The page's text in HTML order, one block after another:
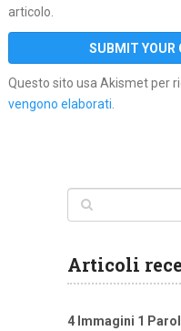
articolo.
Questo sito usa Akismet per
vengono elaborati.
Articoli
4 Immagini 1